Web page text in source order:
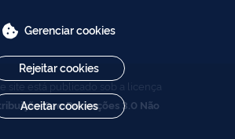
site está publicado sob a licença
SemDerivações 3.0 Não
Gerenciar cookies
Rejeitar cookies
Aceitar cookies